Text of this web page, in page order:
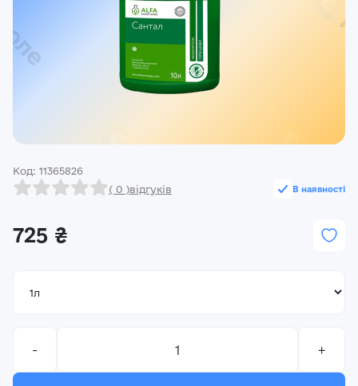
Реєстрація
Код: 11365826
В наявності
( 0 )відгуків
725 ₴
- +